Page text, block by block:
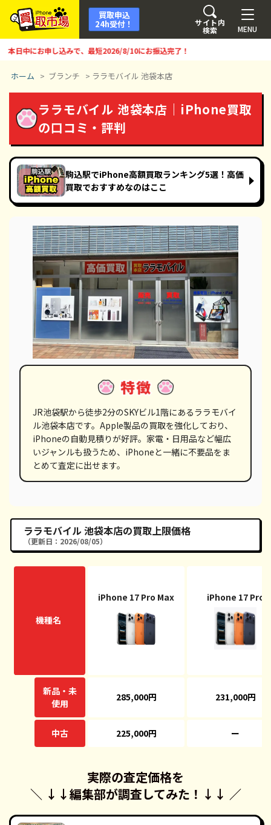
MENU
サイト内
検索
買取申込
24h受付！
にお申し込みで、最短2026/8/10にお振込完了！
ホーム > ブランチ > ララモバイル 池袋本店
ララモバイル 池袋本店｜iPhone買取
の口コミ・評判
駒込駅でiPhone高額買取ランキング5選！高価
買取でおすすめなのはここ
JR池袋駅から徒歩2分のSKYビル1階にあるララモバイ
ル池袋本店です。Apple製品の買取を強化しており、
iPhoneの自動見積りが好評。家電・日用品など幅広
いジャンルも扱うため、iPhoneと一緒に不要品をま
とめて査定に出せます。
ララモバイル 池袋本店の買取上限価格
（更新日：2026/08/05）
機種名
iPhone 17 Pro Max iPhone 17 Pro
新品・未
使用
285,000円 231,000円
中古 225,000円 ー
＼ ↓↓
実際の査定価格を
編集部が調査してみた！ ↓↓ ／